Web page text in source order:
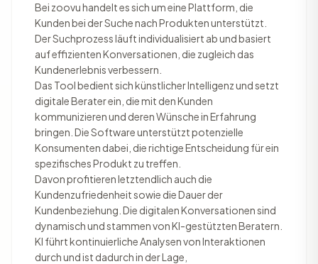
Bei zoovu handelt es sich um eine Plattform, die
Kunden bei der Suche nach Produkten unterstützt.
Der Suchprozess läuft individualisiert ab und basiert
auf effizienten Konversationen, die zugleich das
Kundenerlebnis verbessern.
Das Tool bedient sich künstlicher Intelligenz und setzt
digitale Berater ein, die mit den Kunden
kommunizieren und deren Wünsche in Erfahrung
bringen. Die Software unterstützt potenzielle
Konsumenten dabei, die richtige Entscheidung für ein
spezifisches Produkt zu treffen.
Davon profitieren letztendlich auch die
Kundenzufriedenheit sowie die Dauer der
Kundenbeziehung. Die digitalen Konversationen sind
dynamisch und stammen von KI-gestützten Beratern.
KI führt kontinuierliche Analysen von Interaktionen
durch und ist dadurch in der Lage,